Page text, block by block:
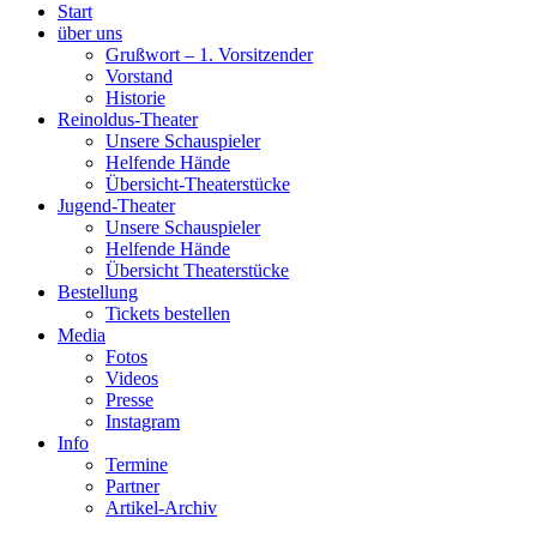
Start
über uns
Grußwort – 1. Vorsitzender
Vorstand
Historie
Reinoldus-Theater
Unsere Schauspieler
Helfende Hände
Übersicht-Theaterstücke
Jugend-Theater
Unsere Schauspieler
Helfende Hände
Übersicht Theaterstücke
Bestellung
Tickets bestellen
Media
Fotos
Videos
Presse
Instagram
Info
Termine
Partner
Artikel-Archiv